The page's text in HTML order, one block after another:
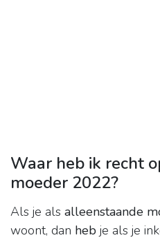
Waar heb ik recht
moeder 2022?
Als je als alleenstaande
woont, dan heb je als je